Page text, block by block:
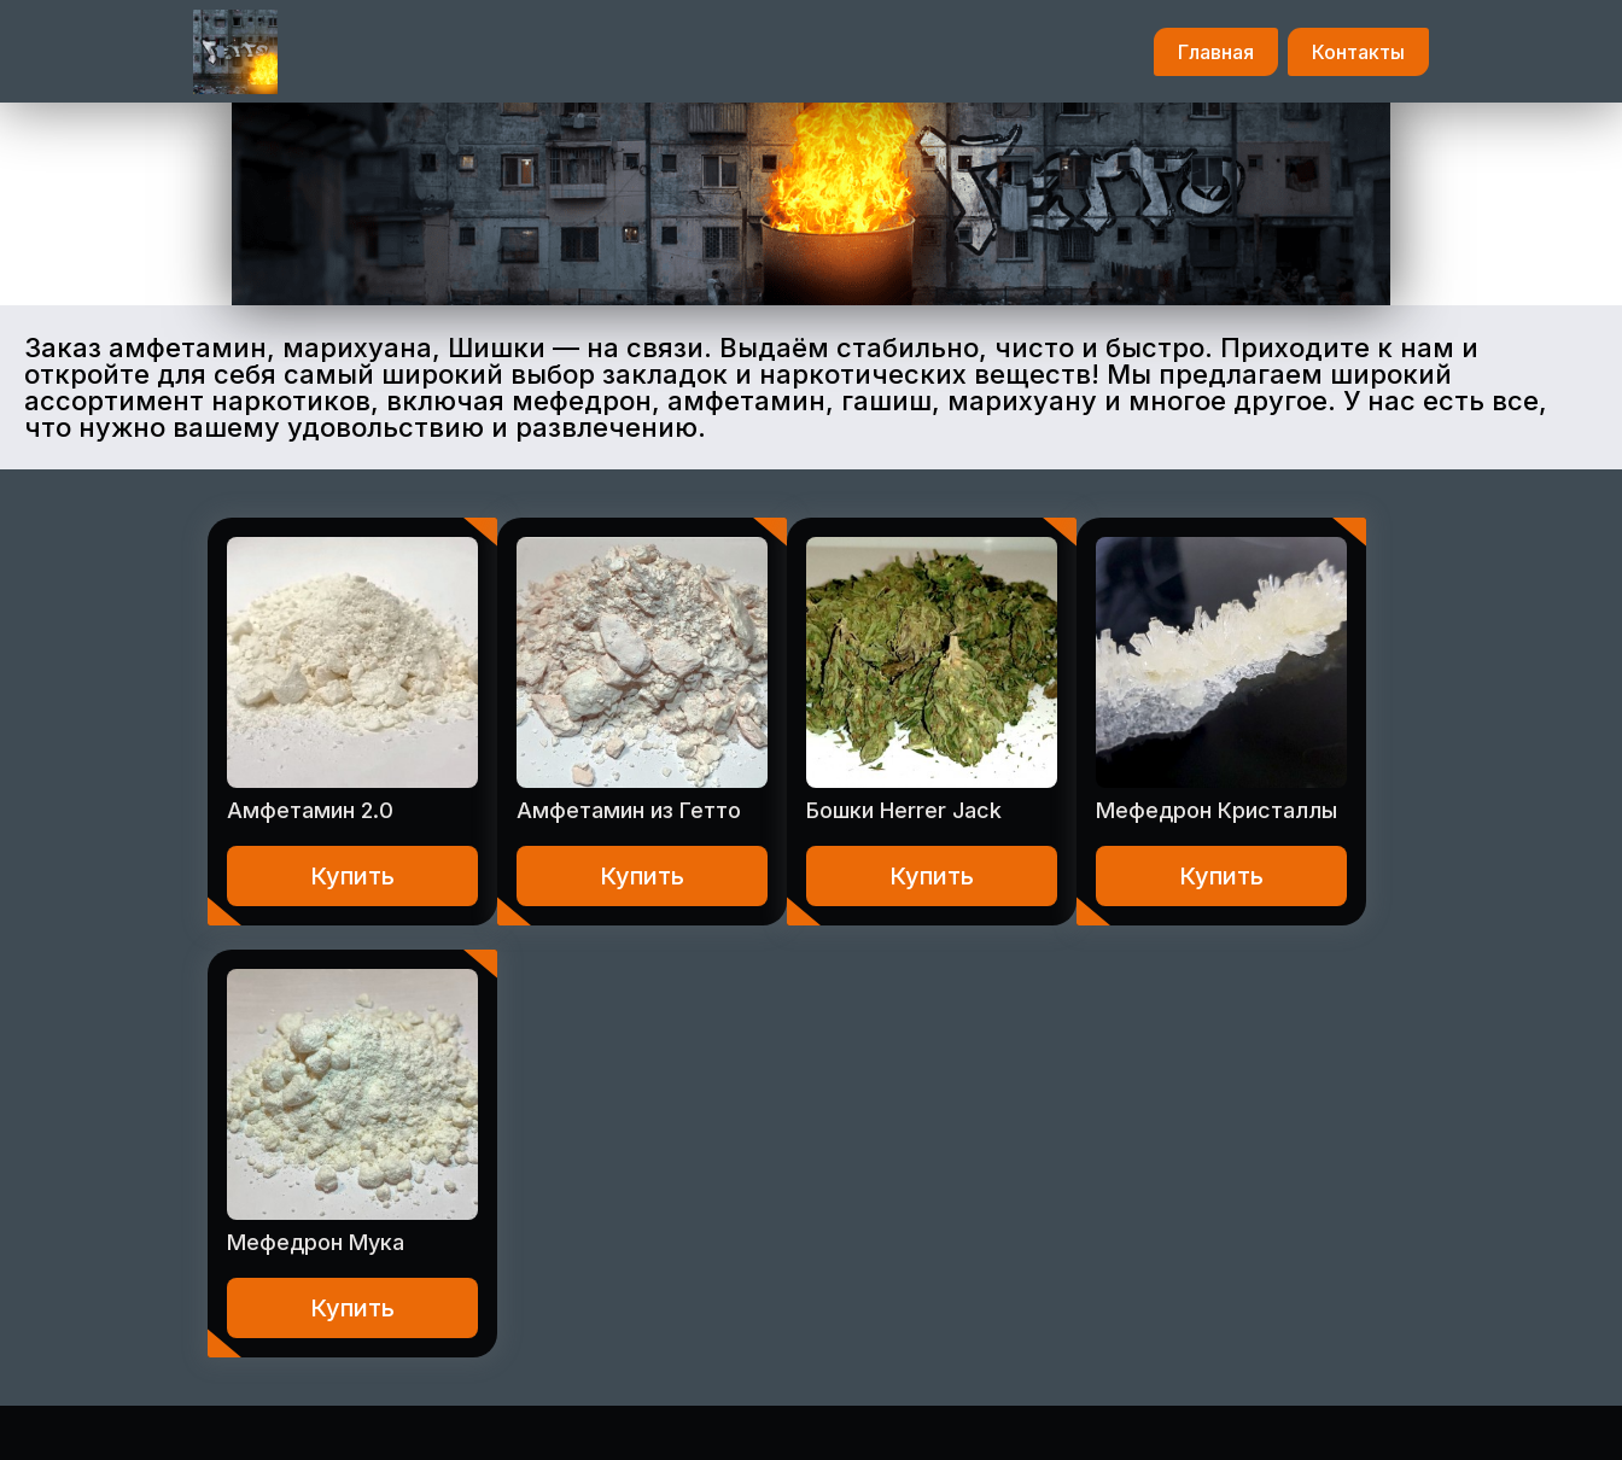
Главная Контакты
Заказ амфетамин, марихуана, Шишки — на связи. Выдаём стабильно, чисто и быстро. Приходите к нам и
откройте для себя самый широкий выбор закладок и наркотических веществ! Мы предлагаем широкий
ассортимент наркотиков, включая мефедрон, амфетамин, гашиш, марихуану и многое другое. У нас есть все,
что нужно вашему удовольствию и развлечению.
Амфетамин 2.0
Купить
Амфетамин из Гетто
Купить
Бошки Herrer Jack
Купить
Мефедрон Кристаллы
Купить
Мефедрон Мука
Купить